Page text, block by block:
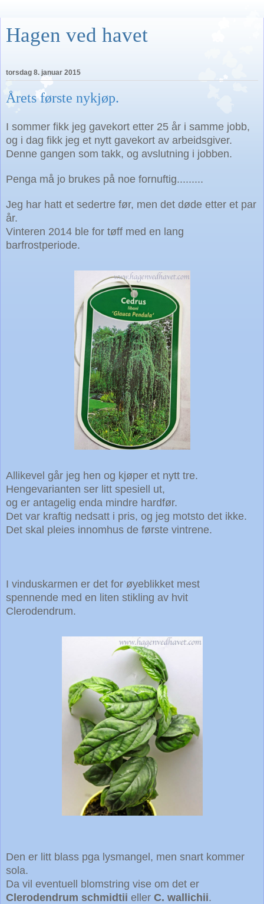
Hagen ved havet
torsdag 8. januar 2015
Årets første nykjøp.
I sommer fikk jeg gavekort etter 25 år i samme jobb,
og i dag fikk jeg et nytt gavekort av arbeidsgiver.
Denne gangen som takk, og avslutning i jobben.
Penga må jo brukes på noe fornuftig.........
Jeg har hatt et sedertre før, men det døde etter et par
år.
Vinteren 2014 ble for tøff med en lang
barfrostperiode.
Allikevel går jeg hen og kjøper et nytt tre.
Hengevarianten ser litt spesiell ut,
og er antagelig enda mindre hardfør.
Det var kraftig nedsatt i pris, og jeg motsto det ikke.
Det skal pleies innomhus de første vintrene.
I vinduskarmen er det for øyeblikket mest
spennende med en liten stikling av hvit
Clerodendrum.
Den er litt blass pga lysmangel, men snart kommer
sola.
Da vil eventuell blomstring vise om det er
Clerodendrum schmidtii eller C. wallichii.